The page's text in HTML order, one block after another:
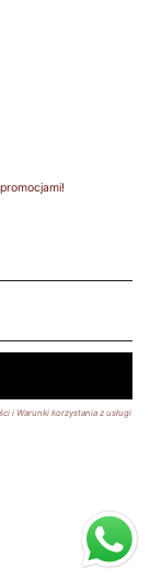
i Warunki korzystania z usługi